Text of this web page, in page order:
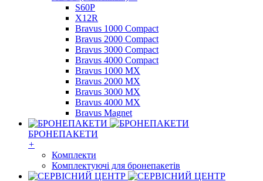
S60P
X12R
Bravus 1000 Compact
Bravus 2000 Compact
Bravus 3000 Compact
Bravus 4000 Compact
Bravus 1000 MX
Bravus 2000 MX
Bravus 3000 MX
Bravus 4000 MX
Bravus Magnet
БРОНЕПАКЕТИ
+
Комплекти
Комплектуючі для бронепакетів